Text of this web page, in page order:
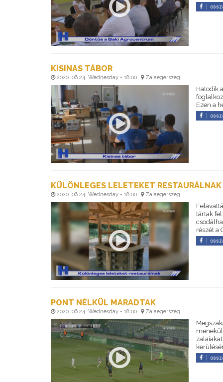
KISINAS TÁBOR
2020. 06 24. Wednesday - 18:00 Zalaegerszeg
Hatodik
Ezen a
KÜLÖNLEGES LELETEKET RESTAURÁLNAK
2020. 06 24. Wednesday - 18:00 Zalaegerszeg
tártak
részét a
PONT NÉLKÜL MARADTAK
2020. 06 24. Wednesday - 18:00 Zalaegerszeg